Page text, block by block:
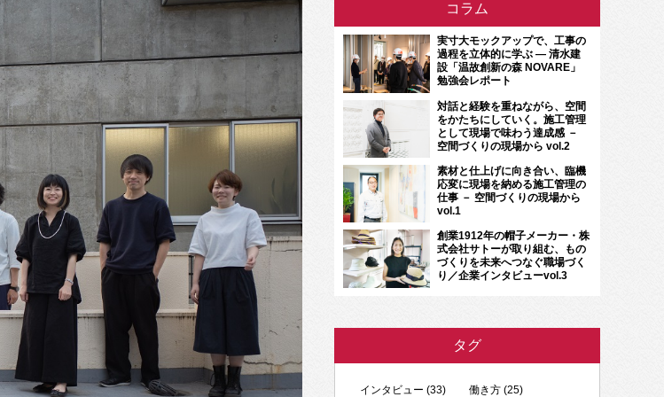
コラム
実寸大モックアップで、工事の
過程を立体的に学ぶ ― 清水建
設「温故創新の森 NOVARE」
勉強会レポート
対話と経験を重ねながら、空間
をかたちにしていく。施工管理
として現場で味わう達成感 －
空間づくりの現場から vol.2
素材と仕上げに向き合い、臨機
応変に現場を納める施工管理の
仕事 － 空間づくりの現場から
vol.1
創業1912年の帽子メーカー・株
式会社サトーが取り組む、もの
づくりを未来へつなぐ職場づく
り／企業インタビューvol.3
タグ
インタビュー (33)
働き方 (25)